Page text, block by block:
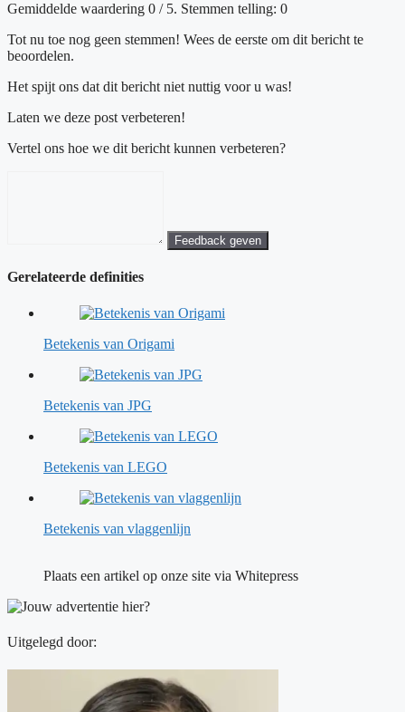
Gemiddelde waardering 0 / 5. Stemmen telling: 0
Tot nu toe nog geen stemmen! Wees de eerste om dit bericht te
beoordelen.
Het spijt ons dat dit bericht niet nuttig voor u was!
Laten we deze post verbeteren!
Vertel ons hoe we dit bericht kunnen verbeteren?
Feedback geven
Gerelateerde definities
Betekenis van Origami
Betekenis van JPG
Betekenis van LEGO
Betekenis van vlaggenlijn
Plaats een artikel op onze site via Whitepress
Uitgelegd door: